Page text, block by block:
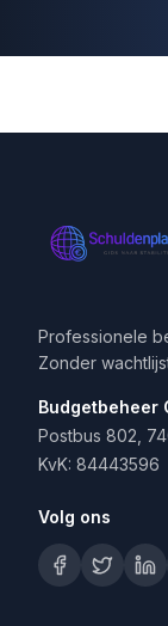
Professionele
Zonder
Budgetbeheer
Postbus 802,
KvK: 84443596
Volg ons